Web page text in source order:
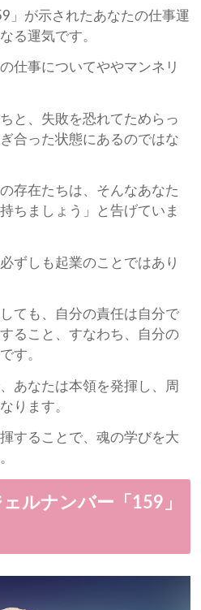
」が示されたあなたの仕事運
る運気です。
仕事についてややマンネリ
と、失敗を恐れてためらっ
合った状態にあるのではな
存在たちは、そんなあなた
ちましょう」と告げていま
ずしも起業のことではあり
ても、自分の責任は自分で
ること、すなわち、自分の
す。
あなたは本領を発揮し、周
ります。
することで、魂の学びを大